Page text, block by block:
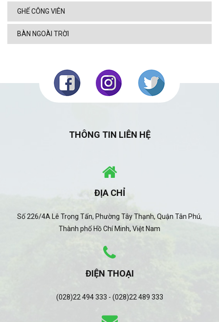
GHẾ CÔNG VIÊN
BÀN NGOÀI TRỜI
THÔNG TIN LIÊN HỆ
ĐỊA CHỈ
Số 226/4A Lê Trọng Tấn, Phường Tây Thạnh, Quận Tân Phú,
Thành phố Hồ Chí Minh, Việt Nam
ĐIỆN THOẠI
(028)22 494 333 - (028)22 489 333